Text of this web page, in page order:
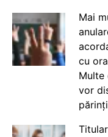
Mai
cu
Multe
vor